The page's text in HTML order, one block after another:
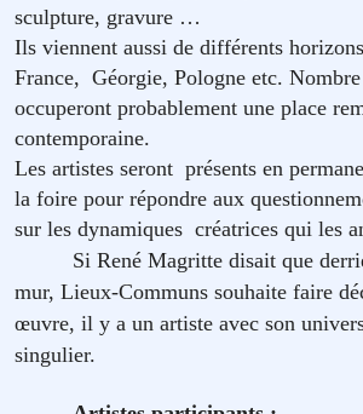
sculpture, gravure …
Ils viennent aussi de différents
France, Géorgie, Pologne etc.
occuperont probablement une place
contemporaine.
Les artistes seront présents en
la foire pour répondre aux
sur les dynamiques créatrices qui les
Si René Magritte disait que
mur, Lieux-Communs souhaite faire
œuvre, il y a un artiste avec son
singulier.